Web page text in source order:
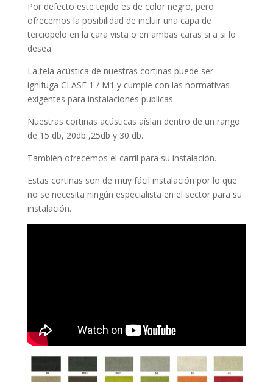
Por defecto este tejido es de color negro, pero
ofrecemos la posibilidad de incluir una capa de
terciopelo en la cara vista o en ambas caras si a si lo
desea.
La tela acústica de nuestras cortinas puede ser
ignifuga CLASE 1 / M1 y cumple con las normativas
exigentes para instalaciones publicas.
Nuestras cortinas acústicas aíslan dentro de un rango
de 15 db, 20db ,25db y 30 db.
También ofrecemos el carril para su instalación.
Estas cortinas son de muy fácil instalación por lo que
no se necesita ningún especialista en el sector para su
instalación.